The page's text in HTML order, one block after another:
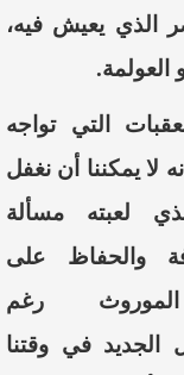
الذي يعيش فيه،
العولمة.
التي
تواجه
أنه لا يمكننا أن نغفل
لعبته
مسألة
والحفاظ
على
الموروث
رغم
الجديد في وقتنا